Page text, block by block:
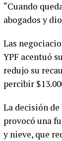
“Cuando
abogados y
Las
YPF acentuó
redujo su
percibir
La decisión de
provocó una
y nieve, que